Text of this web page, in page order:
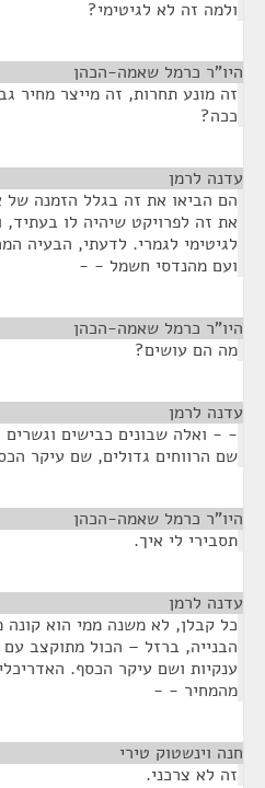
ולמה זה לא לגיטימי?
היו"ר כרמל שאמה-הכהן
זה מונע תחרות, זה מייצר מחיר
ככה?
עדנה לרמן
הם הביאו את זה בגלל הזמנה של
את זה לפרויקט שיהיה לו
לגיטימי לגמרי. לדעתי, הבעיה
ועם מהנדסי חשמל - -
היו"ר כרמל שאמה-הכהן
מה הם עושים?
עדנה לרמן
- - ואלה שבונים כבישים
שם הרווחים גדולים, שם עיקר
היו"ר כרמל שאמה-הכהן
תסבירי לי איך.
עדנה לרמן
כל קבלן, לא משנה ממי הוא
הבנייה, ברזל – הכול מתוקצב
ענקיות ושם עיקר הכסף.
מהמחיר - -
חנה וינשטוק טירי
זה לא צרכני.